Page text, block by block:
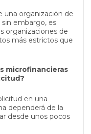
una organización de
embargo, es
organizaciones de
más estrictos que
microfinancieras
en una
dependerá de la
desde unos pocos